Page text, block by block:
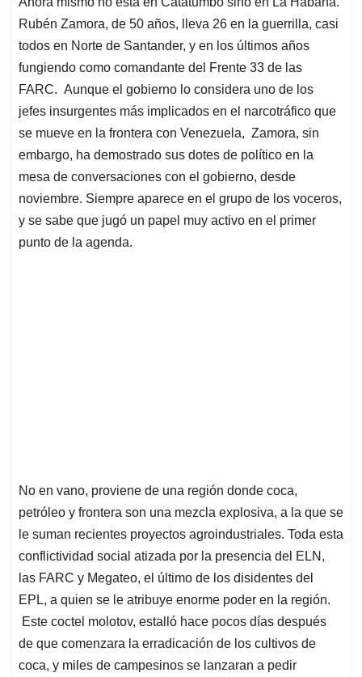
s
A
p
p
b
o
o
k
e
d
I
n
l
a
d
s
Rubén Zamora, de 50 años, lleva 26 en la guerrilla, casi
todos en Norte de Santander, y en los últimos años
fungiendo como comandante del Frente 33 de las
FARC. Aunque el gobierno lo considera uno de los
jefes insurgentes más implicados en el narcotráfico que
se mueve en la frontera con Venezuela, Zamora, sin
embargo, ha demostrado sus dotes de político en la
mesa de conversaciones con el gobierno, desde
noviembre. Siempre aparece en el grupo de los voceros,
y se sabe que jugó un papel muy activo en el primer
punto de la agenda.
No en vano, proviene de una región donde coca,
petróleo y frontera son una mezcla explosiva, a la que se
le suman recientes proyectos agroindustriales. Toda esta
conflictividad social atizada por la presencia del ELN,
las FARC y Megateo, el último de los disidentes del
EPL, a quien se le atribuye enorme poder en la región.
Este coctel molotov, estalló hace pocos días después
de que comenzara la erradicación de los cultivos de
coca, y miles de campesinos se lanzaran a pedir